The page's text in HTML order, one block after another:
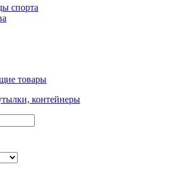
спорта
товары
контейнеры